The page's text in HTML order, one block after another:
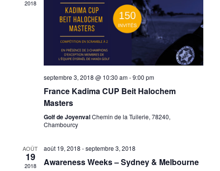
2018
septembre 3, 2018 @ 10:30 am-9:00 pm
France Kadima CUP Beit Halochem
Masters
Golf de JoyenvalChemin de la Tuilerie, 78240,
Chambourcy
AOÛT
19
2018
août 19, 2018 -septembre 3, 2018
Awareness Weeks – Sydney & Melbourne